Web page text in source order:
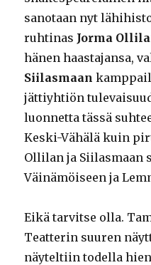
sanotaan nyt
ruhtinas Jorma
hänen haastajansa,
Siilasmaan
jättiyhtiön
luonnetta tässä
Keski-Vähälä kuin
Ollilan ja Siilasmaan
Väinämöiseen ja
Eikä tarvitse olla.
Teatterin suuren
näyteltiin todella